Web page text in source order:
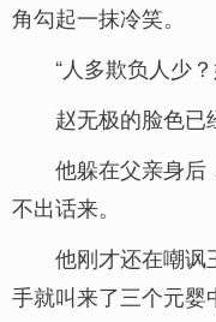
角勾起一抹冷笑。
“人多欺负人少
赵无极的脸色已
他躲在父亲身后
不出话来。
他刚才还在嘲讽
手就叫来了三个元